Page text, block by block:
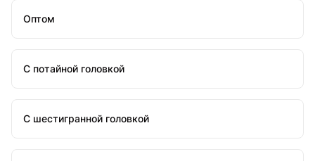
Оптом
С потайной головкой
С шестигранной головкой